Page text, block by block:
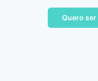
Quero ser